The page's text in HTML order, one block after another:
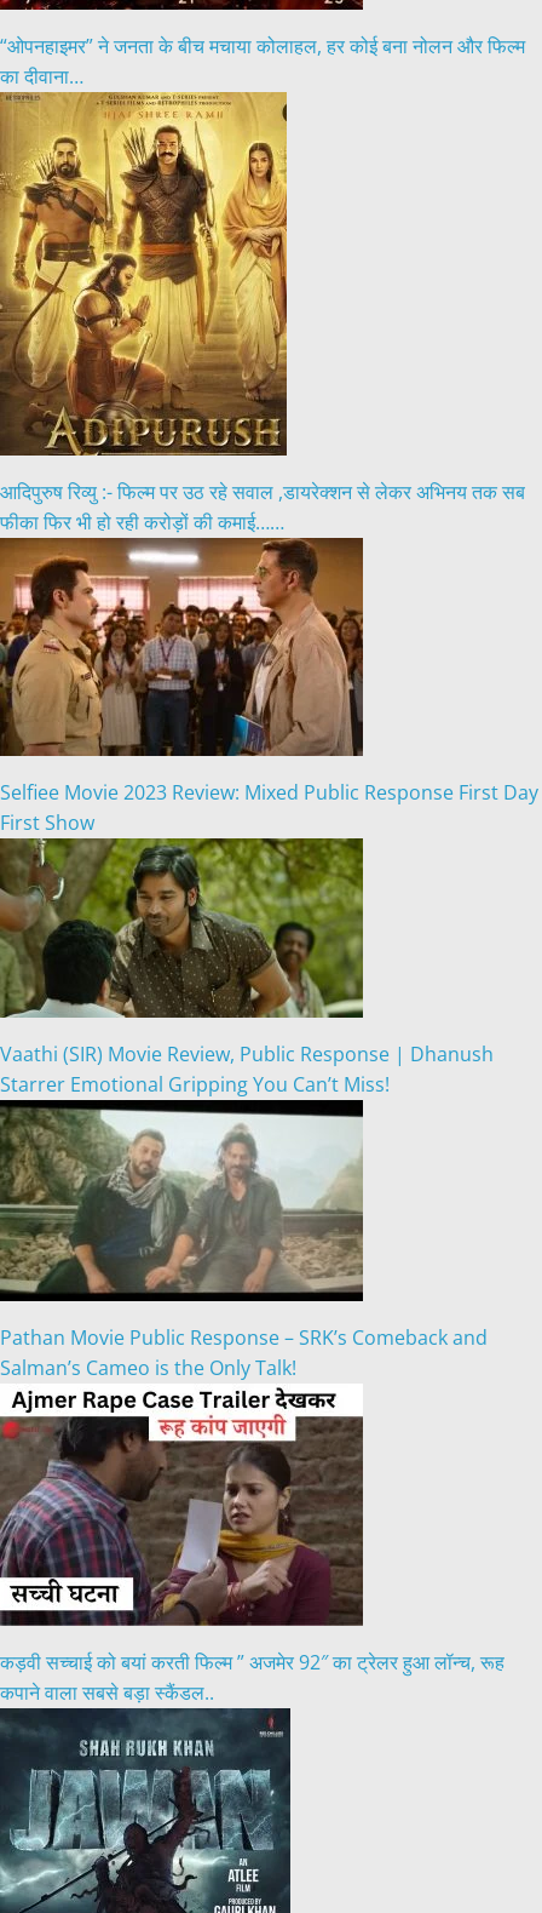
“ओपनहाइमर” ने जनता के बीच मचाया कोलाहल, हर कोई बना नोलन और फिल्म
का दीवाना…
आदिपुरुष रिव्यु :- फिल्म पर उठ रहे सवाल ,डायरेक्शन से लेकर अभिनय तक सब
फीका फिर भी हो रही करोड़ों की कमाई……
Selfiee Movie 2023 Review: Mixed Public Response First Day
First Show
Vaathi (SIR) Movie Review, Public Response | Dhanush
Starrer Emotional Gripping You Can’t Miss!
Pathan Movie Public Response – SRK’s Comeback and
Salman’s Cameo is the Only Talk!
कड़वी सच्चाई को बयां करती फिल्म ” अजमेर 92″ का ट्रेलर हुआ लॉन्च, रूह
कपाने वाला सबसे बड़ा स्कैंडल..